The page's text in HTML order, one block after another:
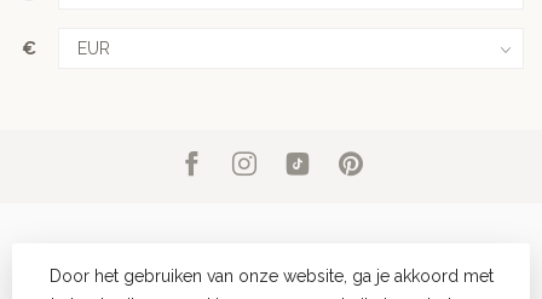
€
Door het gebruiken van onze website, ga je akkoord met